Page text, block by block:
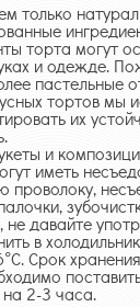
только
торта могут
и одежде.
пастельные
тортов мы
их
и
иметь
проволоку,
не давайте
в
Срок
2-3 часа.